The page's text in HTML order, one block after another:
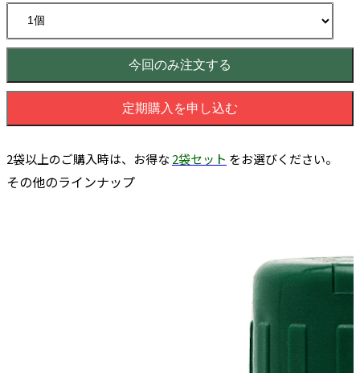
今回のみ注文する
定期購入を申し込む
2袋以上のご購入時は、お得な2袋セット をお選びください。
その他のラインナップ